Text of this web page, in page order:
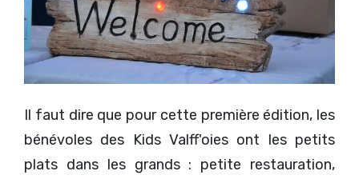
Il faut dire que pour cette première édition, les
bénévoles des Kids Valff'oies ont les petits
plats dans les grands : petite restauration,